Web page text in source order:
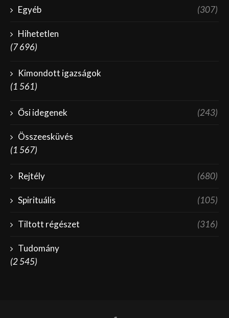
Egyéb (307)
Hihetetlen
(7 696)
Kimondott igazságok
(1 561)
Ősi idegenek (243)
Összeesküvés
(1 567)
Rejtély (680)
Spirituális (105)
Tiltott régészet (316)
Tudomány
(2 545)